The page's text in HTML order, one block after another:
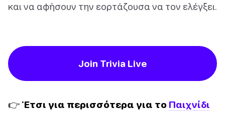
και να αφήσουν την εορτάζουσα να τον ελέγξει.
Join Trivia Live
👉 Έτσι για περισσότερα για το Παιχνίδι